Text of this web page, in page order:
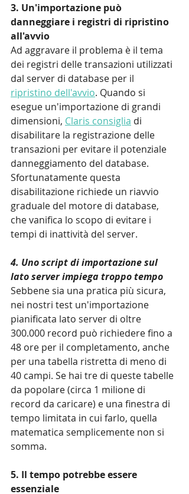
3. Un'importazione può
danneggiare i registri di ripristino
all'avvio
Ad aggravare il problema è il tema
dei registri delle transazioni utilizzati
dal server di database per il
ripristino dell'avvio. Quando si
esegue un'importazione di grandi
dimensioni, Claris consiglia di
disabilitare la registrazione delle
transazioni per evitare il potenziale
danneggiamento del database.
Sfortunatamente questa
disabilitazione richiede un riavvio
graduale del motore di database,
che vanifica lo scopo di evitare i
tempi di inattività del server.
4. Uno script di importazione sul
lato server impiega troppo tempo
Sebbene sia una pratica più sicura,
nei nostri test un'importazione
pianificata lato server di oltre
300.000 record può richiedere fino a
48 ore per il completamento, anche
per una tabella ristretta di meno di
40 campi. Se hai tre di queste tabelle
da popolare (circa 1 milione di
record da caricare) e una finestra di
tempo limitata in cui farlo, quella
matematica semplicemente non si
somma.
5. Il tempo potrebbe essere
essenziale